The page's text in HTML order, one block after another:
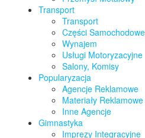
Transport
Transport
Części Samochodowe
Wynajem
Usługi Motoryzacyjne
Salony, Komisy
Popularyzacja
Agencje Reklamowe
Materiały Reklamowe
Inne Agencje
Gimnastyka
Imprezy Integracyjne